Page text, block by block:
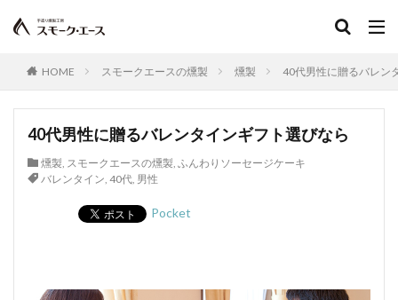
HOME スモークエースの燻製 燻製 40代男性に贈るバレン
40代男性に贈るバレンタインギフト選びなら
燻製, スモークエースの燻製, ふんわりソーセージケーキ
バレンタイン, 40代, 男性
Pocket